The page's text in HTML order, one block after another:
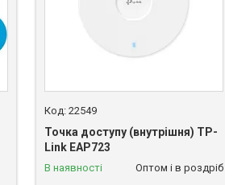
22549
Точка доступу (внутрішня) TP-
Link EAP723
В наявності Оптом і в роздріб